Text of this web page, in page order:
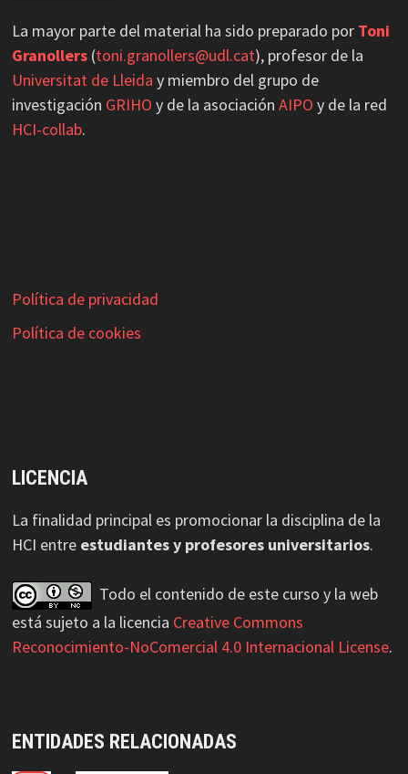
Load More
La mayor parte del material ha sido preparado por Toni
Granollers(toni.granollers@udl.cat), profesor de la
Universitat de Lleida y miembro del grupo de
investigación GRIHO y de la asociación AIPO y de la red
HCI-collab.
Política de privacidad
Política de cookies
LICENCIA
La finalidad principal es promocionar la disciplina de la
HCI entre estudiantes y profesores universitarios.
Todo el contenido de este curso y la web
está sujeto a la licencia Creative Commons
Reconocimiento-NoComercial 4.0 Internacional License.
ENTIDADES RELACIONADAS